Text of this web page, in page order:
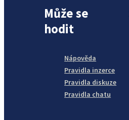
Může se
hodit
Nápověda
Pravidla inzerce
Pravidla diskuze
Pravidla chatu